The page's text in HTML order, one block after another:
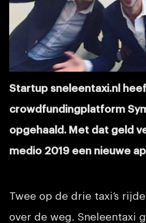
Startup sneleentaxi.nl
crowdfundingplatform
opgehaald. Met dat geld
medio 2019 een nieuwe
Twee op de drie taxi’s
over de weg. Sneleentaxi